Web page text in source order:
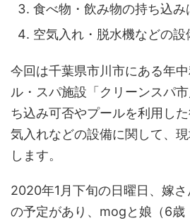
食べ物・飲み物の持ち込み
空気入れ・脱水機などの設
今回は千葉県市川市にある年
ル・スパ施設「クリーンスパ
ち込み可否やプールを利用し
気入れなどの設備に関して、
します。
2020年1月下旬の日曜日、嫁
の予定があり、mogと娘（6歳